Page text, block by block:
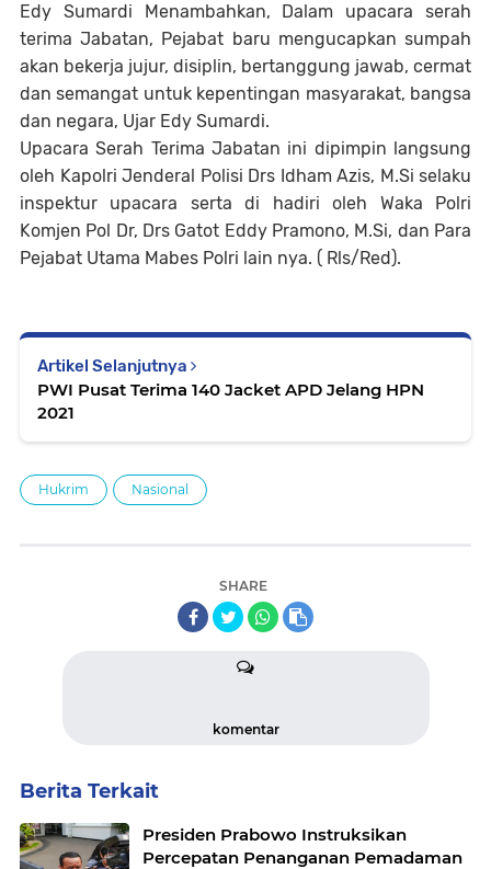
Edy Sumardi Menambahkan, Dalam upacara serah
terima Jabatan, Pejabat baru mengucapkan sumpah
akan bekerja jujur, disiplin, bertanggung jawab, cermat
dan semangat untuk kepentingan masyarakat, bangsa
dan negara, Ujar Edy Sumardi.
Upacara Serah Terima Jabatan ini dipimpin langsung
oleh Kapolri Jenderal Polisi Drs Idham Azis, M.Si selaku
inspektur upacara serta di hadiri oleh Waka Polri
Komjen Pol Dr, Drs Gatot Eddy Pramono, M.Si, dan Para
Pejabat Utama Mabes Polri lain nya. ( Rls/Red).
Artikel Selanjutnya
PWI Pusat Terima 140 Jacket APD Jelang HPN
2021
Hukrim Nasional
SHARE
komentar
Berita Terkait
Presiden Prabowo Instruksikan
Percepatan Penanganan Pemadaman